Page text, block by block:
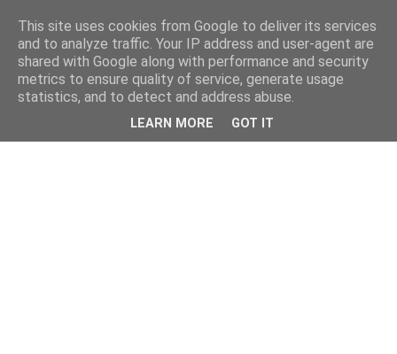
This site uses cookies from Google to deliver its services
and to analyze traffic. Your IP address and user-agent are
shared with Google along with performance and security
metrics to ensure quality of service, generate usage
statistics, and to detect and address abuse.
LEARN MORE GOT IT